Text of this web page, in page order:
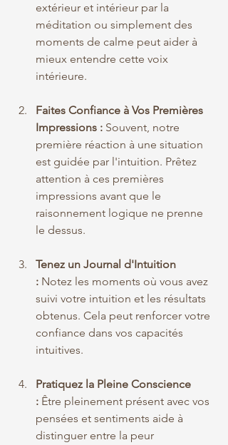
extérieur et intérieur par la
méditation ou simplement des
moments de calme peut aider à
mieux entendre cette voix
intérieure.
Faites Confiance à Vos Premières
Impressions : Souvent, notre
première réaction à une situation
est guidée par l'intuition. Prêtez
attention à ces premières
impressions avant que le
raisonnement logique ne prenne
le dessus.
Tenez un Journal d'Intuition
: Notez les moments où vous avez
suivi votre intuition et les résultats
obtenus. Cela peut renforcer votre
confiance dans vos capacités
intuitives.
Pratiquez la Pleine Conscience
: Être pleinement présent avec vos
pensées et sentiments aide à
distinguer entre la peur